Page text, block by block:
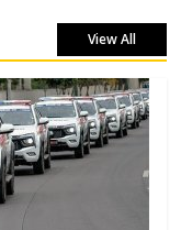
View All